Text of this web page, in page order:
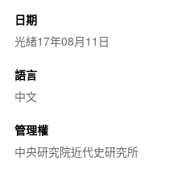
日期
光緒17年08月11日
語言
中文
管理權
中央研究院近代史研究所